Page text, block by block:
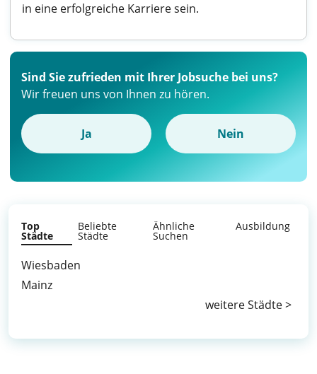
in eine erfolgreiche Karriere sein.
Sind Sie zufrieden mit Ihrer Jobsuche bei uns?
Wir freuen uns von Ihnen zu hören.
Ja Nein
Top
Städte
Beliebte
Städte
Ähnliche
Suchen
Ausbildung
Wiesbaden
Mainz
weitere Städte >